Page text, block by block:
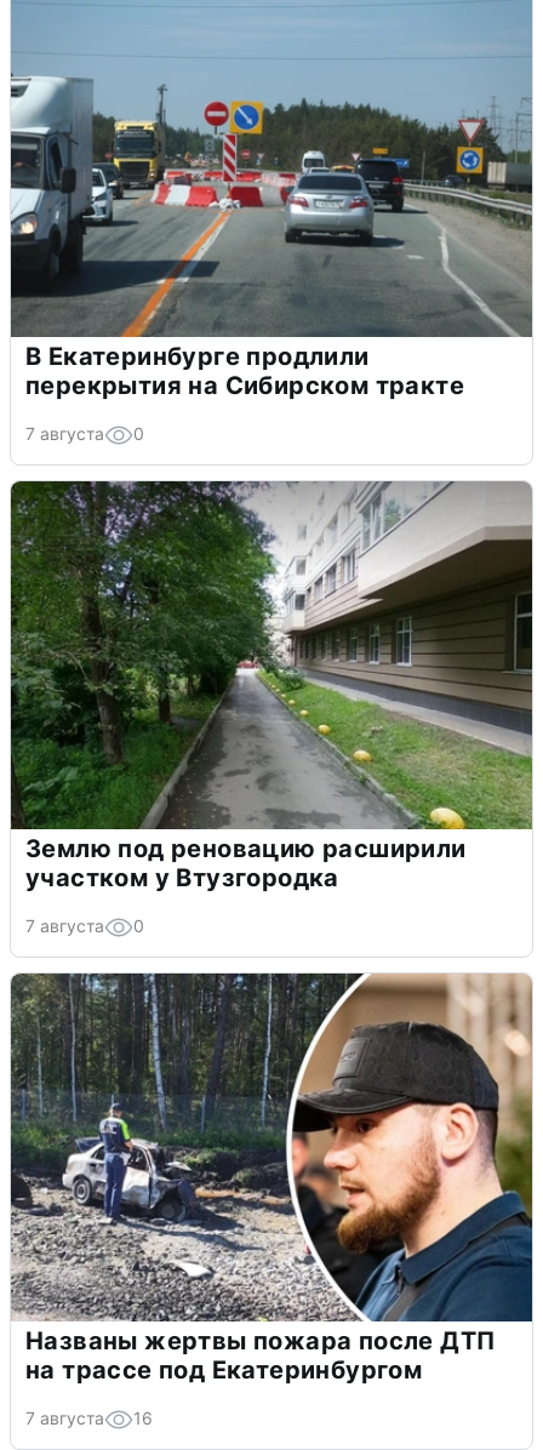
В Екатеринбурге продлили
перекрытия на Сибирском тракте
7 августа 0
Землю под реновацию расширили
участком у Втузгородка
7 августа 0
Названы жертвы пожара после ДТП
на трассе под Екатеринбургом
7 августа 16